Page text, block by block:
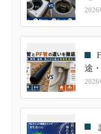
継
2026
途
選
2026